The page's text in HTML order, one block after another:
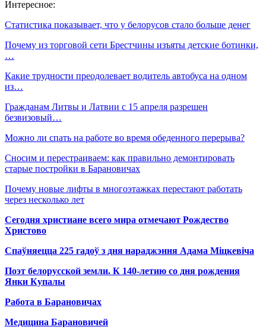
Интересное:
Статистика показывает, что у белорусов стало больше денег
Почему из торговой сети Брестчины изъяты детские ботинки,
…
Какие трудности преодолевает водитель автобуса на одном
из…
Гражданам Литвы и Латвии с 15 апреля разрешен
безвизовый…
Можно ли спать на работе во время обеденного перерыва?
Сносим и перестраиваем: как правильно демонтировать
старые постройки в Барановичах
Почему новые лифты в многоэтажках перестают работать
через несколько лет
Сегодня христиане всего мира отмечают Рождество
Христово
Спаўняецца 225 гадоў з дня нараджэння Адама Міцкевіча
Поэт белорусской земли. К 140-летию со дня рождения
Янки Купалы
Работа в Барановичах
Медицина Барановичей